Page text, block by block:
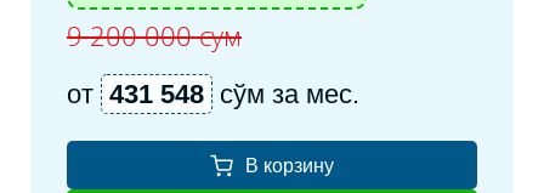
9 200 000 сум
от 431 548 сўм за мес.
В корзину